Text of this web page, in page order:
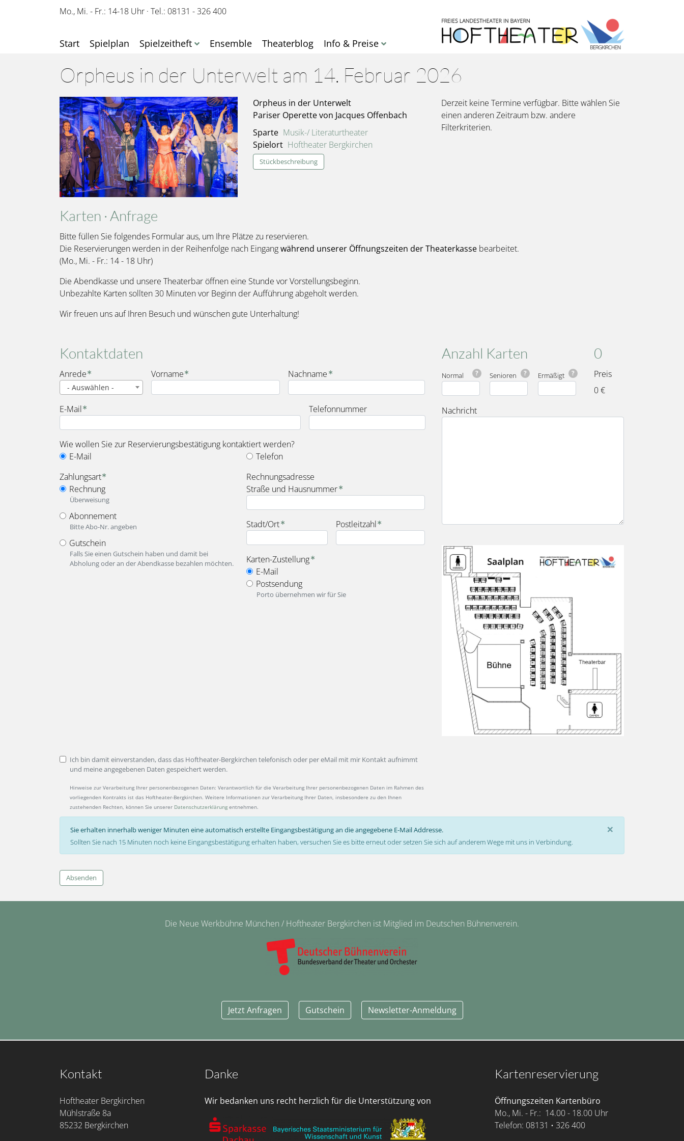
Mo., Mi. - Fr.: 14-18 Uhr · Tel.: 08131 - 326 400
Start Spielplan Spielzeitheft Ensemble Theaterblog Info & Preise
Orpheus in der Unterwelt am 14. Februar 2026
Orpheus in der Unterwelt
Pariser Operette von Jacques Offenbach
Sparte Musik-/ Literaturtheater
Spielort Hoftheater Bergkirchen
Stückbeschreibung
Derzeit keine Termine verfügbar. Bitte wählen Sie
einen anderen Zeitraum bzw. andere
Filterkriterien.
Karten · Anfrage
Bitte füllen Sie folgendes Formular aus, um Ihre Plätze zu reservieren.
Die Reservierungen werden in der Reihenfolge nach Eingangwährend unserer Öffnungszeiten der Theaterkasse bearbeitet.
(Mo., Mi. - Fr.: 14 - 18 Uhr)
Die Abendkasse und unsere Theaterbar öffnen eine Stunde vor Vorstellungsbeginn.
Unbezahlte Karten sollten 30 Minuten vor Beginn der Aufführung abgeholt werden.
Wir freuen uns auf Ihren Besuch und wünschen gute Unterhaltung!
Kontaktdaten
Name
Anrede
- Auswählen -
Vorname Nachname
E-Mail Telefonnummer
Wie wollen Sie zur Reservierungsbestätigung kontaktiert werden?
E-Mail
Telefon
Zahlungsart
Rechnung
Überweisung
Abonnement
Bitte Abo-Nr. angeben
Gutschein
Falls Sie einen Gutschein haben und damit bei
Abholung oder an der Abendkasse bezahlen möchten.
fieldset_for_payment_options
Rechnungsadresse
Straße und Hausnummer
Stadt/Ort Postleitzahl
fieldset_for_delivery_options
Karten-Zustellung
E-Mail
Postsendung
Porto übernehmen wir für Sie
Anzahl Karten
?
Normal ?
Senioren ?
Ermäßigt
0
Preis
0 €
Nachricht
Bild
Ich bin damit einverstanden, dass das Hoftheater-Bergkirchen telefonisch oder per eMail mit mir Kontakt aufnimmt
und meine angegebenen Daten gespeichert werden.
Hinweise zur Verarbeitung Ihrer personenbezogenen Daten: Verantwortlich für die Verarbeitung Ihrer personenbezogenen Daten im Rahmen des
vorliegenden Kontrakts ist das Hoftheater-Bergkirchen. Weitere Informationen zur Verarbeitung Ihrer Daten, insbesondere zu den Ihnen
zustehenden Rechten, können Sie unserer Datenschutzerklärung entnehmen.
×
Sie erhalten innerhalb weniger Minuten eine automatisch erstellte Eingangsbestätigung an die angegebene E-Mail Addresse.
Sollten Sie nach 15 Minuten noch keine Eingangsbestätigung erhalten haben, versuchen Sie es bitte erneut oder setzen Sie sich auf anderem Wege mit uns in Verbindung.
Absenden
Die Neue Werkbühne München / Hoftheater Bergkirchen ist Mitglied im Deutschen Bühnenverein.
Jetzt Anfragen Gutschein Newsletter-Anmeldung
Kontakt
Hoftheater Bergkirchen
Mühlstraße 8a
85232 Bergkirchen
Danke
Wir bedanken uns recht herzlich für die Unterstützung von
Kartenreservierung
Öffnungszeiten Kartenbüro
Mo., Mi. - Fr.: 14.00 - 18.00 Uhr
Telefon: 08131 • 326 400